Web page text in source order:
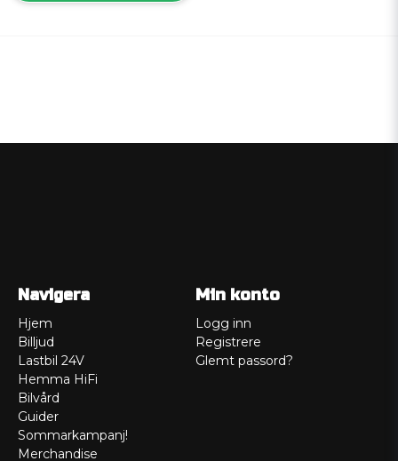
Navigera
Hjem
Billjud
Lastbil 24V
Hemma HiFi
Bilvård
Guider
Sommarkampanj!
Merchandise
Min konto
Logg inn
Registrere
Glemt passord?